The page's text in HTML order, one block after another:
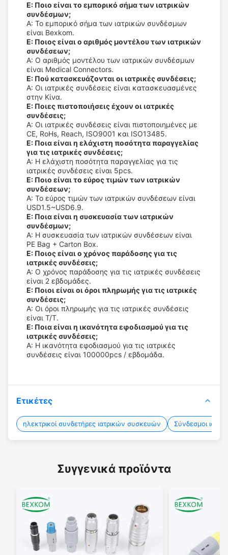
Ε: Ποιο είναι το εμπορικό σήμα των ιατρικών
συνδέσμων;
Α: Το εμπορικό σήμα των ιατρικών συνδέσμων
είναι Bexkom.
Ε: Ποιος είναι ο αριθμός μοντέλου των ιατρικών
συνδέσεων;
Α: Ο αριθμός μοντέλου των ιατρικών συνδέσμων
είναι Medical Connectors.
Ε: Πού κατασκευάζονται οι ιατρικές συνδέσεις;
Α: Οι ιατρικές συνδέσεις είναι κατασκευασμένες
στην Κίνα.
Ε: Ποιες πιστοποιήσεις έχουν οι ιατρικές
συνδέσεις;
Α: Οι ιατρικές συνδέσεις είναι πιστοποιημένες με
CE, RoHs, Reach, ISO9001 και ISO13485.
Ε: Ποια είναι η ελάχιστη ποσότητα παραγγελίας
για τις ιατρικές συνδέσεις;
Α: Η ελάχιστη ποσότητα παραγγελίας για τις
ιατρικές συνδέσεις είναι 5pcs.
Ε: Ποιο είναι το εύρος τιμών των ιατρικών
συνδέσεων;
Α: Το εύρος τιμών των ιατρικών συνδέσεων είναι
USD1.5~USD6.9.
Ε: Ποια είναι η συσκευασία των ιατρικών
συνδέσμων;
Α: Η συσκευασία των ιατρικών συνδέσεων είναι
PE Bag + Carton Box.
Ε: Ποιος είναι ο χρόνος παράδοσης για τις
ιατρικές συνδέσεις;
Α: Ο χρόνος παράδοσης για τις ιατρικές συνδέσεις
είναι 2 εβδομάδες.
Ε: Ποιοι είναι οι όροι πληρωμής για τις ιατρικές
συνδέσεις;
Α: Οι όροι πληρωμής για τις ιατρικές συνδέσεις
είναι T/T.
Ε: Ποια είναι η ικανότητα εφοδιασμού για τις
ιατρικές συνδέσεις;
Α: Η ικανότητα εφοδιασμού για τις ιατρικές
συνδέσεις είναι 100000pcs / εβδομάδα.
Ετικέτες
ηλεκτρικοί συνδετήρες ιατρικών συσκευών Σύνδεσμοι
Συγγενικά προϊόντα